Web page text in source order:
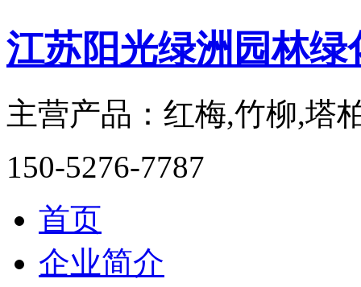
江苏阳光绿洲园林绿
主营产品：红梅,竹柳,塔
150-5276-7787
首页
企业简介